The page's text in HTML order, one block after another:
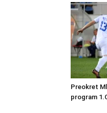
Preokret
program